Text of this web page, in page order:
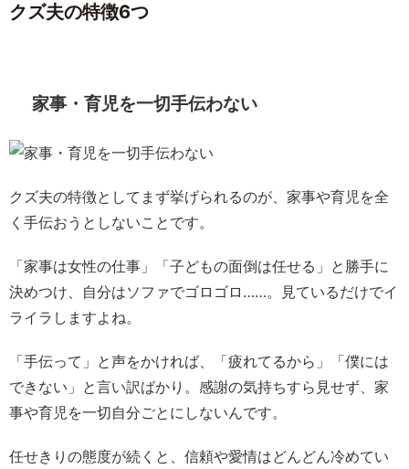
クズ夫の特徴6つ
家事・育児を一切手伝わない
クズ夫の特徴としてまず挙げられるのが、家事や育児を全
く手伝おうとしないことです。
「家事は女性の仕事」「子どもの面倒は任せる」と勝手に
決めつけ、自分はソファでゴロゴロ……。見ているだけでイ
ライラしますよね。
「手伝って」と声をかければ、「疲れてるから」「僕には
できない」と言い訳ばかり。感謝の気持ちすら見せず、家
事や育児を一切自分ごとにしないんです。
任せきりの態度が続くと、信頼や愛情はどんどん冷めてい